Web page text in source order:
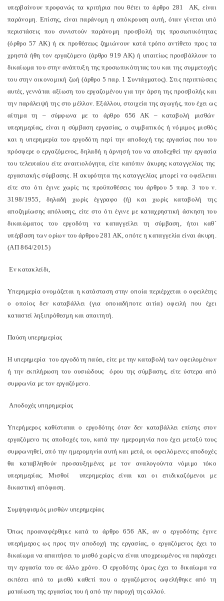
υπερβαίνουν προφανώς τα κριτήρια που θέτει το άρθρο 281 ΑΚ, είναι
παράνομη. Επίσης, είναι παράνομη η απόκρουση αυτή, όταν γίνεται υπό
περιστάσεις που συνιστούν παράνομη προσβολή της προσωπικότητας
(όρθρο 57 ΑΚ) ή εκ προθέσεως ζημιώνουν κατά τρόπο αντίθετο προς τα
χρηστά ήθη τον εργαζόμενο (άρθρο 919 ΑΚ) ή υπαιτίως προσβάλλουν το
δικαίωμα του στην ανάπτυξη της προσωπικότητας του και της συμμετοχής
του στην οικονομική ζωή (άρθρο 5 παρ. 1 Συντάγματος). Στις περιπτώσεις
αυτές, γεννάται αξίωση του εργαζομένου για την άρση της προσβολής και
την παράλειψή της στο μέλλον. Εξάλλου, στοιχεία της αγωγής, που έχει ως
αίτημα τη – σύμφωνα με το άρθρο 656 ΑΚ – καταβολή μισθών
υπερημερίας, είναι η σύμβαση εργασίας, ο συμβατικός ή νόμιμος μισθός
και η υπερημερία του εργοδότη περί την αποδοχή της εργασίας που του
πρόσφερε ο εργαζόμενος, δηλαδή η άρνησή του να αποδεχθεί την εργασία
του τελευταίου είτε αναιτιολόγητα, είτε κατόπιν άκυρης καταγγελίας της
εργασιακής σύμβασης. Η ακυρότητα της καταγγελίας μπορεί να οφείλεται
είτε στο ότι έγινε χωρίς τις προϋποθέσεις του άρθρου 5 παρ. 3 του ν.
3198/1955, δηλαδή χωρίς έγγραφο (ή) και χωρίς καταβολή της
αποζημίωσης απόλυσης, είτε στο ότι έγινε με καταχρηστική άσκηση του
δικαιώματος του εργοδότη να καταγγείλει τη σύμβαση, ήτοι καθ`
υπέρβαση των ορίων του άρθρου 281 ΑΚ, οπότε η καταγγελία είναι άκυρη.
(ΑΠ 864/2015)
Εν κατακλείδι,
Υπερημερία ονομάζεται η κατάσταση στην οποία περιέρχεται ο οφειλέτης
ο οποίος δεν καταβάλλει (για οποιαδήποτε αιτία) οφειλή που έχει
καταστεί ληξιπρόθεσμη και απαιτητή.
Παύση υπερημερίας
Η υπερημερία του εργοδότη παύει, είτε με την καταβολή των οφειλομένων
ή την εκπλήρωση του ουσιώδους όρου της σύμβασης, είτε ύστερα από
συμφωνία με τον εργαζόμενο.
Αποδοχές υπηρημερίας
Υπερήμερος καθίσταται ο εργοδότης όταν δεν καταβάλλει επίσης στον
εργαζόμενο τις αποδοχές του, κατά την ημερομηνία που έχει μεταξύ τους
συμφωνηθεί, από την ημερομηνία αυτή και μετά, οι οφειλόμενες αποδοχές
θα καταβληθούν προσαυξημένες με τον αναλογούντα νόμιμο τόκο
υπερημερίας. Μισθοί υπερημερίας είναι και οι επιδικαζόμενοι με
δικαστική απόφαση.
Συμψηφισμός μισθών υπερημερίας
Όπως προαναφέρθηκε κατά το άρθρο 656 ΑΚ, αν ο εργοδότης έγινε
υπερήμερος ως προς την αποδοχή της εργασίας, ο εργαζόμενος έχει το
δικαίωμα να απαιτήσει το μισθό χωρίς να είναι υποχρεωμένος να παράσχει
την εργασία του σε άλλο χρόνο. Ο εργοδότης όμως έχει το δικαίωμα να
εκπέσει από το μισθό καθετί που ο εργαζόμενος ωφελήθηκε από τη
ματαίωση της εργασίας του ή από την παροχή της αλλού.